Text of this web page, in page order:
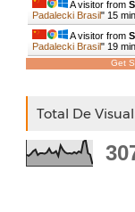
A visitor from
Padalecki Brasil" 15
A visitor from
Padalecki Brasil" 19
Get
Total De